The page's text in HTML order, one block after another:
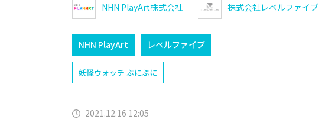
NHN PlayArt株式会社 株式会社レベルファイブ
NHN PlayArt レベルファイブ
妖怪ウォッチ ぷにぷに
2021.12.16 12:05